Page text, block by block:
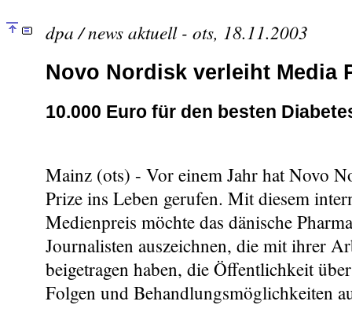
dpa / news aktuell - ots, 18.11.2003
Novo Nordisk verleiht Media
10.000 Euro für den besten
Mainz (ots) - Vor einem Jahr hat Novo
Prize ins Leben gerufen. Mit diesem
Medienpreis möchte das dänische
Journalisten auszeichnen, die mit ihrer
beigetragen haben, die Öffentlichkeit
Folgen und Behandlungsmöglichkeiten